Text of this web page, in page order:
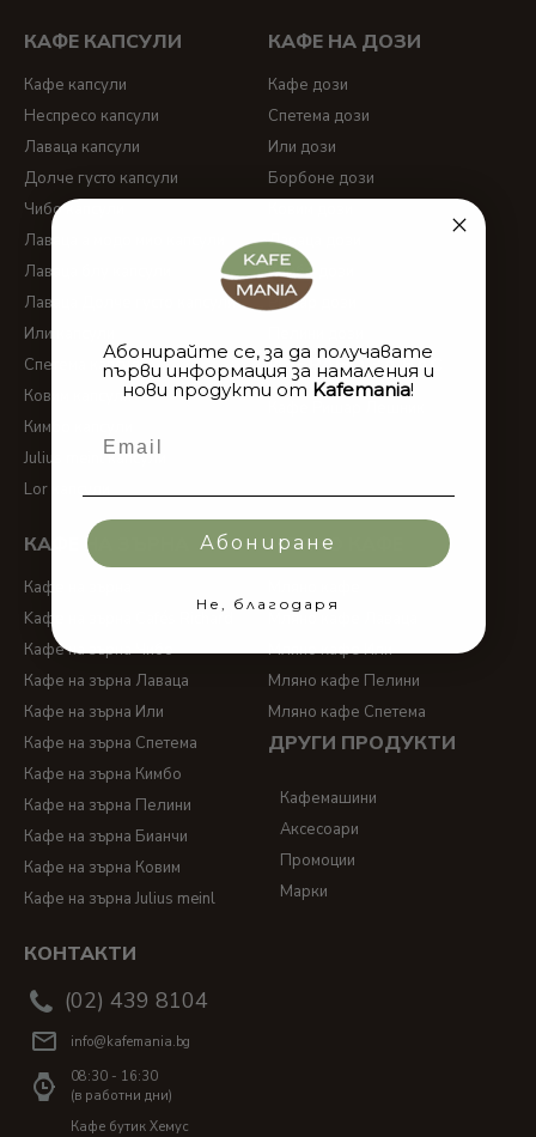
КАФЕ КАПСУЛИ
Кафе капсули
Неспресо капсули
Лаваца капсули
Долче густо капсули
Чибо капсули
Лаваца а модо мио капсули
Лаваца блу капсули
Лаваца Долче густо капсули
Или капсули
Спетема капсули
Ковим капсули
Кимбо капсули
Julius meinl капсули
Lor капсули
КАФЕ НА ДОЗИ
Кафе дози
Спетема дози
Или дози
Борбоне дози
Лаваца дози
Кимбо дози
Ришар дози
ИЗБРАНО ЗА ВАС
КАФЕ НА ЗЪРНА
Кафе на зърна
Kафе на зърна Cafés Richard
Кафе на зърна Чибо
Кафе на зърна Лаваца
Кафе на зърна Или
Кафе на зърна Спетема
Кафе на зърна Кимбо
Кафе на зърна Пелини
Кафе на зърна Бианчи
Кафе на зърна Ковим
Кафе на зърна Julius meinl
МЛЯНО КАФЕ
Мляно кафе Лаваца
Мляно кафе Или
Мляно кафе Пелини
Мляно кафе Спетема
ДРУГИ ПРОДУКТИ
Кафемашини
Аксесоари
Промоции
Марки
КОНТАКТИ
(02) 439 8104
info@kafemania.bg
08:30 - 16:30
(в работни дни)
Кафе бутик Хемус
Абонирайте се, за да получавате
първи информация за намаления и
нови продукти от Kafemania!
Абониране
Не, благодаря